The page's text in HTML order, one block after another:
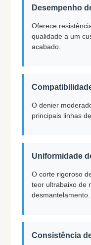
Desempenho
Oferece
qualidade a um
acabado.
O denier
principais linhas
Uniformidade
O corte rigoroso
teor ultrabaixo de
desmantelamento.
Consistência